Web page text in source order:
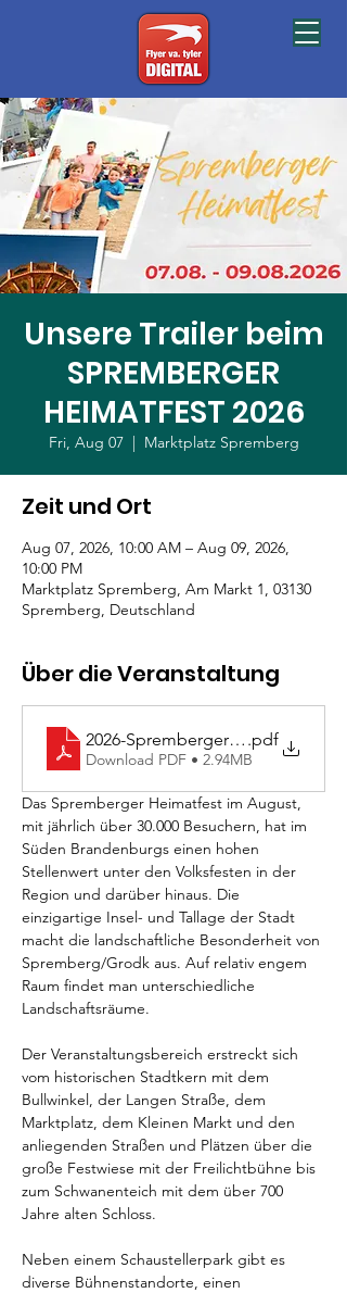
Unsere Trailer beim
SPREMBERGER
HEIMATFEST 2026
Fri, Aug 07
  |
Marktplatz Spremberg
Zeit und Ort
Aug 07, 2026, 10:00 AM – Aug 09, 2026,
10:00 PM
Marktplatz Spremberg, Am Markt 1, 03130
Spremberg, Deutschland
Über die Veranstaltung
2026-Spremberger Heimatfest (4)
.pdf
Download PDF • 2.94MB
Das Spremberger Heimatfest im August,
mit jährlich über 30.000 Besuchern, hat im
Süden Brandenburgs einen hohen
Stellenwert unter den Volksfesten in der
Region und darüber hinaus. Die
einzigartige Insel- und Tallage der Stadt
macht die landschaftliche Besonderheit von
Spremberg/Grodk aus. Auf relativ engem
Raum findet man unterschiedliche
Landschaftsräume.
Der Veranstaltungsbereich erstreckt sich
vom historischen Stadtkern mit dem
Bullwinkel, der Langen Straße, dem
Marktplatz, dem Kleinen Markt und den
anliegenden Straßen und Plätzen über die
große Festwiese mit der Freilichtbühne bis
zum Schwanenteich mit dem über 700
Jahre alten Schloss.
Neben einem Schaustellerpark gibt es
diverse Bühnenstandorte, einen